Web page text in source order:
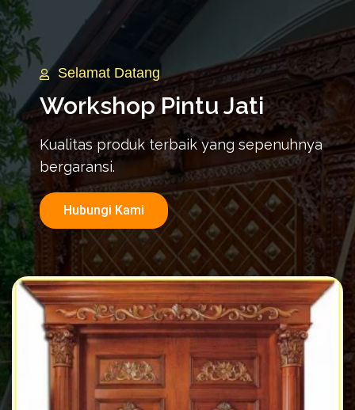
Selamat Datang
Workshop Pintu Jati
Kualitas produk terbaik yang sepenuhnya
bergaransi.
Hubungi Kami